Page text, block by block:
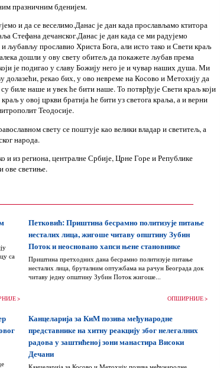
празничним бденијем.
и да се веселимо.Данас је дан када прослављамо ктитора
Стефана дечанског.Данас је дан када се ми радујемо
љубављу прославио Христа Бога, али исто тако и Свети краљ
дошли у ову свету обитељ да покажете љубав према
је подигао у славу Божију него је и чувар наших душа. Ми
рекао бих, у ово невреме на Косово и Метохију да
биле наше и увек ће бити наше. То потврђује Свети краљ који
у овој цркви братија ће бити уз светога краља, а и верни
Теодосије.
свету се поштује као велики владар и светитељ, а
народа.
и из региона, централне Србије, Црне Горе и Републике
ове светиње.
са
>
Петковић: Приштина бесрамно политизује питање
несталих лица, жигоше читаву општину Зубин
Поток и неосновано хапси њене становнике
Приштина претходних дана бесрамно политизује питање
несталих лица, бруталним оптужбама на рачун Београда док
читаву једну општину Зубин Поток жигоше...
ОПШИРНИЈЕ >
Канцеларија за КиМ позива међународне
представнике на хитну реакцију због нелегалних
радова у заштићеној зони манастира Високи
Дечани